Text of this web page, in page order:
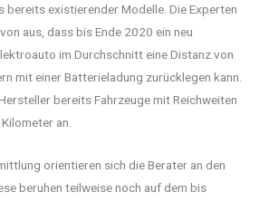
bereits existierender Modelle. Die Experten
aus, dass bis Ende 2020 ein neu
im Durchschnitt eine Distanz von
mit einer Batterieladung zurücklegen kann.
bereits Fahrzeuge mit Reichweiten
an.
orientieren sich die Berater an den
beruhen teilweise noch auf dem bis